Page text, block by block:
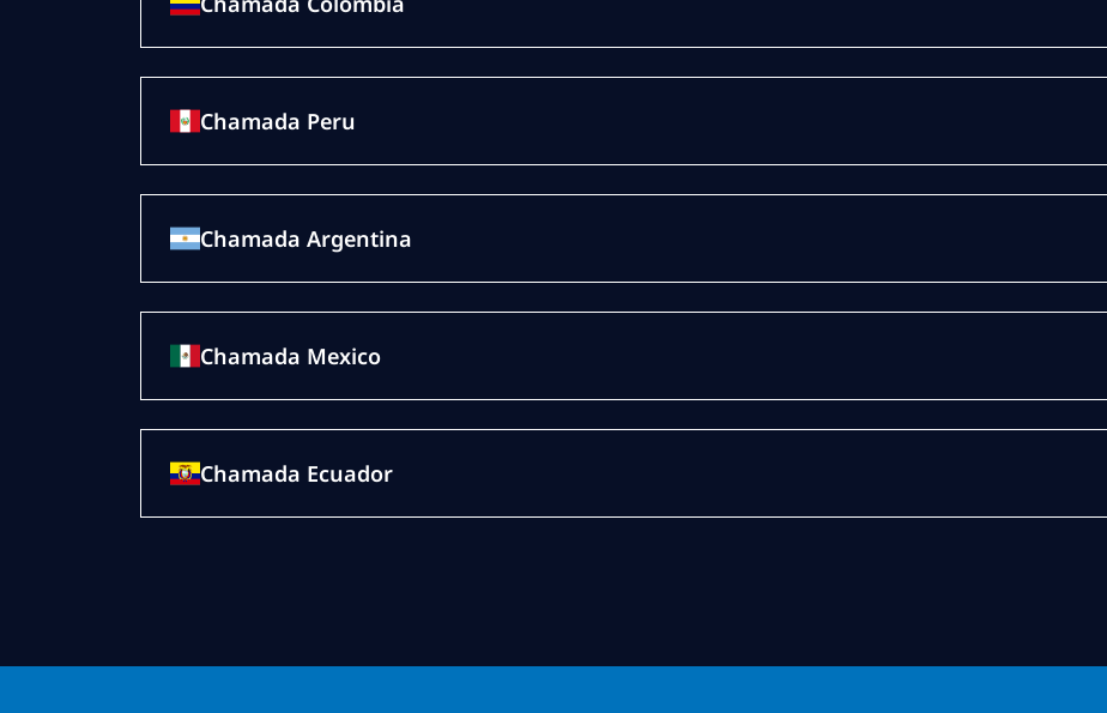
Chamada Peru
Chamada Argentina
Chamada Mexico
Chamada Ecuador